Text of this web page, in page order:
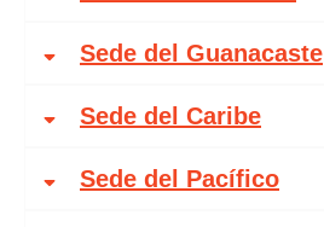
Sede del Guanacaste
Sede del Caribe
Sede del Pacífico